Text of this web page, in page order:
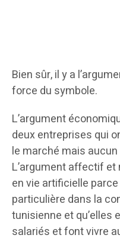
Bien sûr, il y a
force du symbole.
L’argument
deux entreprises qui
le marché mais aucun
L’argument affectif
en vie artificielle
particulière dans la
tunisienne et qu’elles
salariés et font vivre